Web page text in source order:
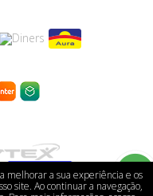
melhorar a sua experiência e os
site. Ao continuar a navegação,